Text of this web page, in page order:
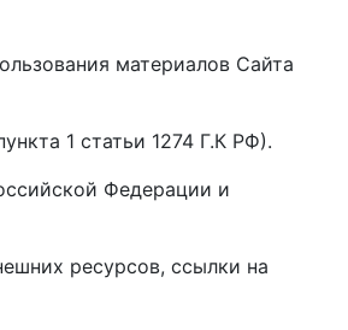
материалов Сайта
1 статьи 1274 Г.К РФ).
Федерации и
ресурсов, ссылки на